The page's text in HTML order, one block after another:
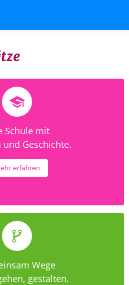
Schule mit
Geschichte.
erfahren
Wege
gestalten.